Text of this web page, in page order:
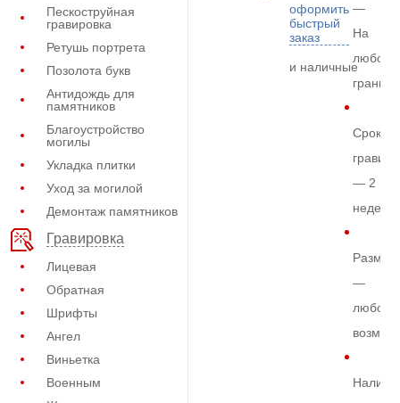
Пескоструйная
гравировка
Ретушь портрета
Позолота букв
Антидождь для
памятников
Благоустройство
могилы
Укладка плитки
Уход за могилой
Демонтаж памятников
Гравировка
Лицевая
Обратная
Шрифты
Ангел
Виньетка
Военным
оформить
быстрый
заказ
и наличные
—
На
любом
граните
Срок
— 2
недели
Размер
—
любой